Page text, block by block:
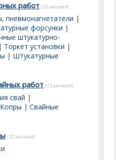
работ (23 записей)
пневмонагнетатели |
форсунки |
штукатурно-
| Торкет установки |
| Штукатурные
работ (12 записей)
свай |
Копры |Свайные
(32 записей)